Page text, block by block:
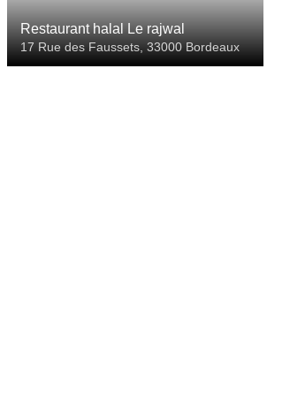
Restaurant halal Le rajwal
17 Rue des Faussets, 33000 Bordeaux